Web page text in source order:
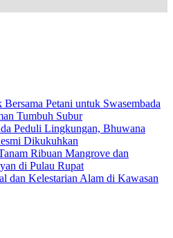
Petani untuk Swasembada
Tumbuh Subur
Peduli Lingkungan, Bhuwana
Dikukuhkan
Ribuan Mangrove dan
di Pulau Rupat
dan Kelestarian Alam di Kawasan